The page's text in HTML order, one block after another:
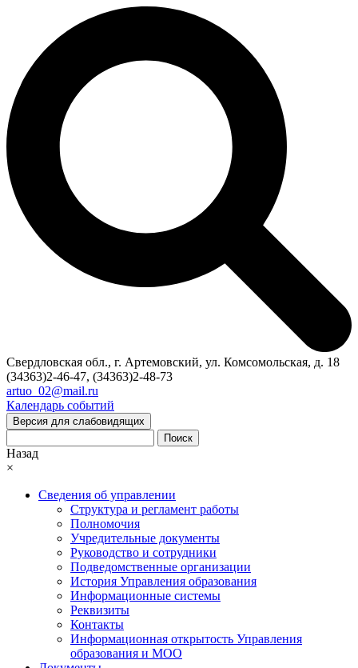
Свердловская обл., г. Артемовский, ул. Комсомольская, д. 18
(34363)2-46-47, (34363)2-48-73
artuo_02@mail.ru
Календарь событий
Версия для слабовидящих
Поиск
Назад
×
Сведения об управлении
Структура и регламент работы
Полномочия
Учредительные документы
Руководство и сотрудники
Подведомственные организации
История Управления образования
Информационные системы
Реквизиты
Контакты
Информационная открытость Управления
образования и МОО